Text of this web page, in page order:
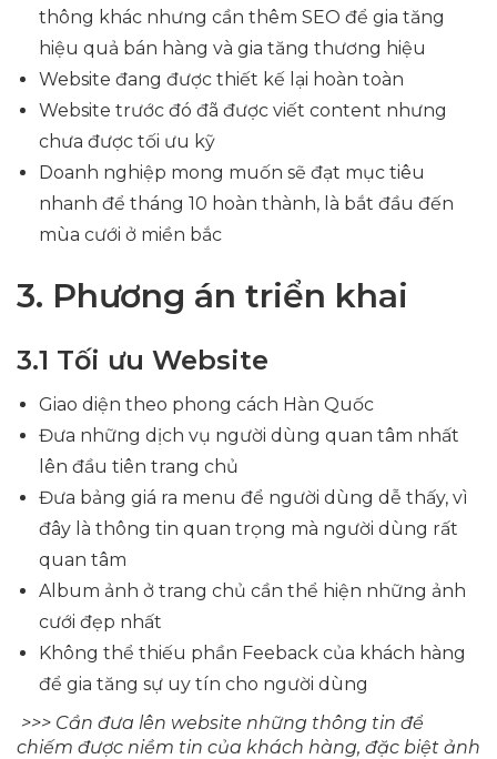
thông khác nhưng cần thêm SEO để gia tăng
hiệu quả bán hàng và gia tăng thương hiệu
Website đang được thiết kế lại hoàn toàn
Website trước đó đã được viết content nhưng
chưa được tối ưu kỹ
Doanh nghiệp mong muốn sẽ đạt mục tiêu
nhanh để tháng 10 hoàn thành, là bắt đầu đến
mùa cưới ở miền bắc
3. Phương án triển khai
3.1 Tối ưu Website
Giao diện theo phong cách Hàn Quốc
Đưa những dịch vụ người dùng quan tâm nhất
lên đầu tiên trang chủ
Đưa bảng giá ra menu để người dùng dễ thấy, vì
đây là thông tin quan trọng mà người dùng rất
quan tâm
Album ảnh ở trang chủ cần thể hiện những ảnh
cưới đẹp nhất
Không thể thiếu phần Feeback của khách hàng
để gia tăng sự uy tín cho người dùng
>>> Cần đưa lên website những thông tin để
chiếm được niềm tin của khách hàng, đặc biệt ảnh